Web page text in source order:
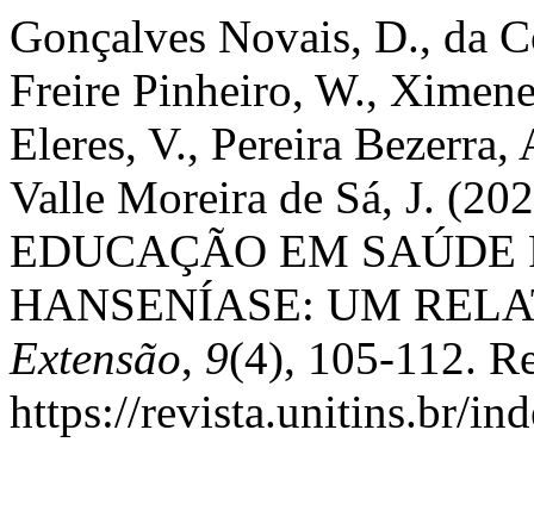
Gonçalves Novais, D., da
Freire Pinheiro, W.,
Eleres, V., Pereira
Valle Moreira de Sá, J.
EDUCAÇÃO EM SAÚDE
HANSENÍASE: UM
Extensão, 9(4), 105-112.
https://revista.unitins.br/